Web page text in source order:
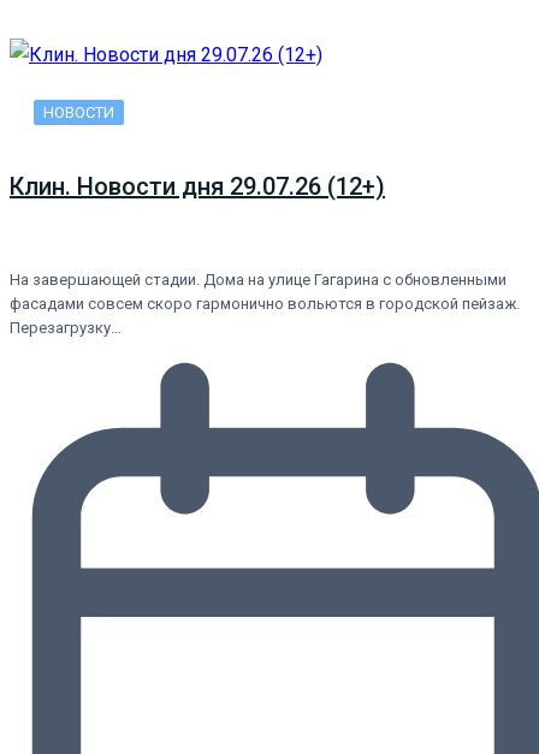
НОВОСТИ
Клин. Новости дня 29.07.26 (12+)
На завершающей стадии. Дома на улице Гагарина с обновленными
фасадами совсем скоро гармонично вольются в городской пейзаж.
Перезагрузку…